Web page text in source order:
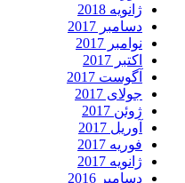
ژانویه 2018
دسامبر 2017
نوامبر 2017
اکتبر 2017
آگوست 2017
جولای 2017
ژوئن 2017
آوریل 2017
فوریه 2017
ژانویه 2017
دسامبر 2016